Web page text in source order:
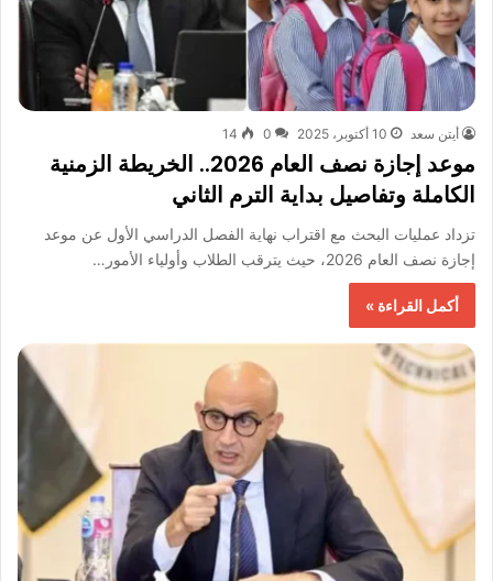
أيتن سعد 10 أكتوبر، 2025 0
14
موعد إجازة نصف العام 2026.. الخريطة الزمنية
الكاملة وتفاصيل بداية الترم الثاني
تزداد عمليات البحث مع اقتراب نهاية الفصل الدراسي الأول عن موعد
إجازة نصف العام 2026، حيث يترقب الطلاب وأولياء الأمور…
أكمل القراءة »